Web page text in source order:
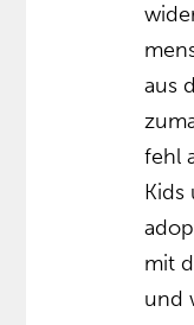
aus
fehl
Kids
mit
und